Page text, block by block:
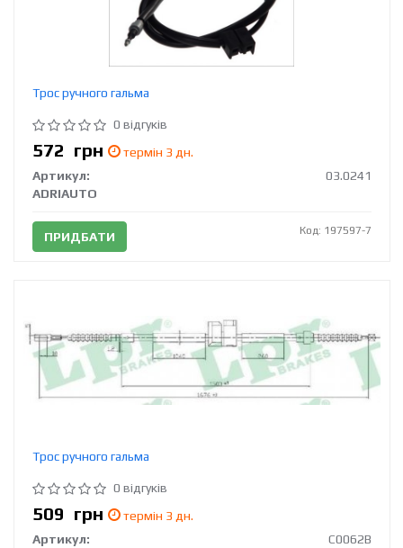
Трос ручного гальма
0 відгуків
572 грн
термін 3 дн.
Артикул:
03.0241
ADRIAUTO
ПРИДБАТИ Код: 197597-7
Трос ручного гальма
0 відгуків
509 грн
термін 3 дн.
Артикул:
C0062B